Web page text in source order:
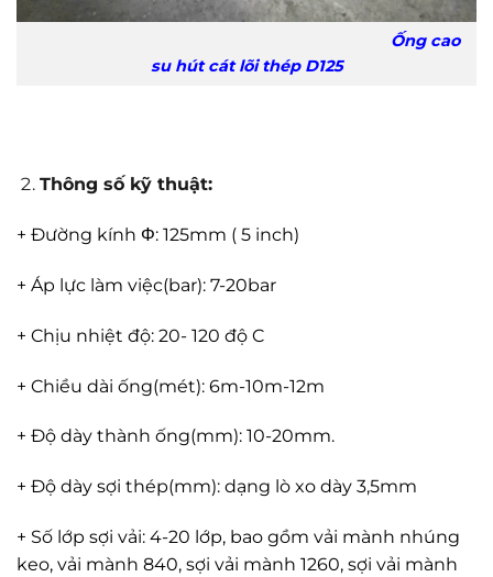
Ống cao
su hút cát lõi thép D125
Thông số kỹ thuật:
+ Đường kính Φ: 125mm ( 5 inch)
+ Áp lực làm việc(bar): 7-20bar
+ Chịu nhiệt độ: 20- 120 độ C
+ Chiều dài ống(mét): 6m-10m-12m
+ Độ dày thành ống(mm): 10-20mm.
+ Độ dày sợi thép(mm): dạng lò xo dày 3,5mm
+ Số lớp sợi vải: 4-20 lớp, bao gồm vải mành nhúng
keo, vải mành 840, sợi vải mành 1260, sợi vải mành